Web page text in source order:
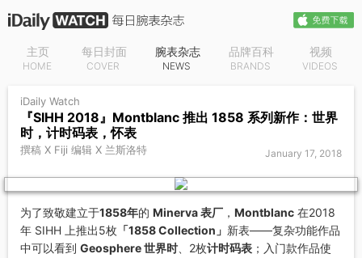
主页
HOME
每日封面
COVER
腕表杂志
NEWS
品牌百科
BRANDS
视频
VIDEOS
iDaily Watch
『SIHH 2018』Montblanc 推出 1858 系列新作：世界
时，计时码表，怀表
January 17, 2018
撰稿 X Fiji 编辑 X 兰斯洛特
为了致敬建立于1858年的 Minerva 表厂 ， Montblanc 在2018
年 SIHH 上推出5枚 「1858 Collection」 新表——复杂功能作品
中可以看到 Geosphere 世界时 、2枚计时码表 ；入门款作品使